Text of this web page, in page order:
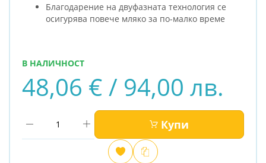
Благодарение на двуфазната технология се
осигурява повече мляко за по-малко време
48,06 € / 94,00 лв.
В НАЛИЧНОСТ
Купи
ДобавиСравни